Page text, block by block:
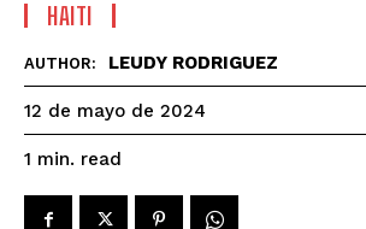
HAITI
AUTHOR: LEUDY RODRIGUEZ
12 de mayo de 2024
1 min. read